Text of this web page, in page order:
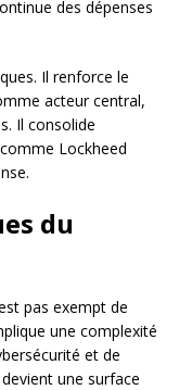
des dépenses
Il renforce le
acteur central,
Il consolide
Lockheed
du
pas exempt de
une complexité
et de
une surface